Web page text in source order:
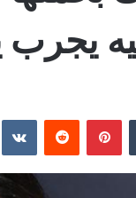
يجرب
بينتيريست